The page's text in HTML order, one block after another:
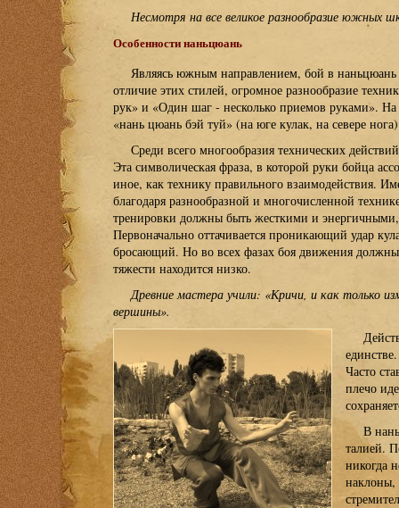
Несмотря на все великое разнообразие южных
Особенности наньцюань
Являясь южным направлением, бой в наньцюань
отличие этих стилей, огромное разнообразие
рук» и «Один шаг - несколько приемов руками».
«нань цюань бэй туй» (на юге кулак, на севере
Среди всего многообразия технических
Эта символическая фраза, в которой руки бойца
иное, как технику правильного взаимодействия.
благодаря разнообразной и многочисленной
тренировки должны быть жесткими и
Первоначально оттачивается проникающий удар
бросающий. Но во всех фазах боя движения
тяжести находится низко.
Древние мастера учили: «Кричи, и как только
вершины».
Часто
плечо
В
талией.
никогда
наклоны,